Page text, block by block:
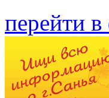
перейти